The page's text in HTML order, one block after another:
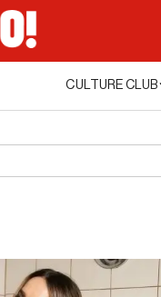
CULTURE CLUB